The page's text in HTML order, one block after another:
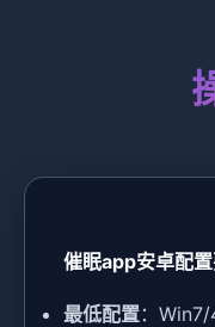
催眠app安卓配
​最低配置​：